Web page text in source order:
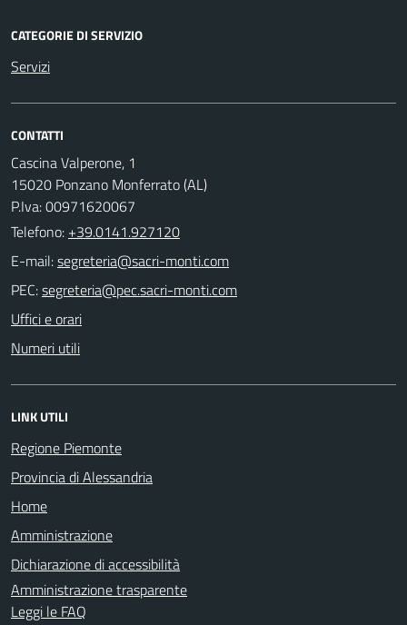
CATEGORIE DI SERVIZIO
Servizi
CONTATTI
Cascina Valperone, 1
15020 Ponzano Monferrato (AL)
P.Iva: 00971620067
Telefono: +39.0141.927120
E-mail:
PEC:
Uffici e orari
Numeri utili
LINK UTILI
Regione Piemonte
Provincia di Alessandria
Home
Amministrazione
Dichiarazione di accessibilità
Amministrazione trasparente
Leggi le FAQ